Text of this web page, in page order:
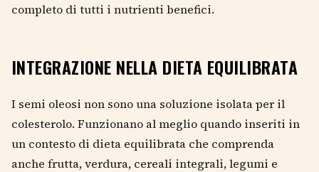
completo di tutti i nutrienti benefici.
INTEGRAZIONE NELLA DIETA EQUILIBRATA
I semi oleosi non sono una soluzione isolata per il
colesterolo. Funzionano al meglio quando inseriti in
un contesto di dieta equilibrata che comprenda
anche frutta, verdura, cereali integrali, legumi e